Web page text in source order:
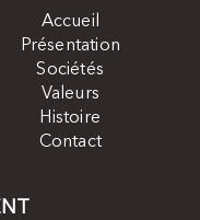
Accueil
Présentation
Sociétés
Valeurs
Histoire
Contact